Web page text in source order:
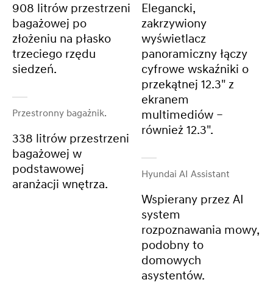
908 litrów przestrzeni
bagażowej po
złożeniu na płasko
trzeciego rzędu
siedzeń.
Przestronny bagażnik.
338 litrów przestrzeni
bagażowej w
podstawowej
aranżacji wnętrza.
Elegancki,
zakrzywiony
wyświetlacz
panoramiczny łączy
cyfrowe wskaźniki o
przekątnej 12.3" z
ekranem
multimediów –
również 12.3".
Hyundai AI Assistant
Wspierany przez AI
system
rozpoznawania mowy,
podobny to
domowych
asystentów.